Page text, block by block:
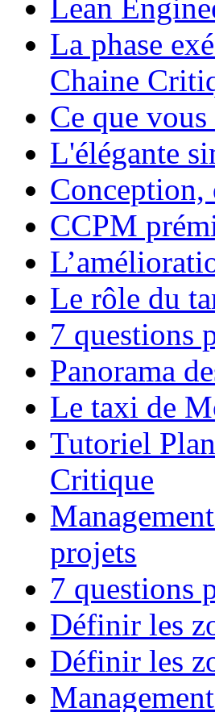
Lean
La phase
Chaine
Ce que
L'élégante
Conception,
CCPM
Le rôle du
7 questions
Panorama
Le taxi de
Tutoriel
Critique
projets
7 questions
Définir les
Définir les